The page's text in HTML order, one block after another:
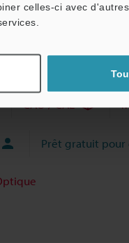
celles-ci avec
CAO / CAE
Prêt gratuit pour